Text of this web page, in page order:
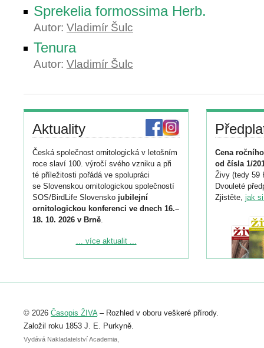
Sprekelia formossima Herb.
Autor: Vladimír Šulc
Tenura
Autor: Vladimír Šulc
Aktuality
Česká společnost ornitologická v letošním
roce slaví 100. výročí svého vzniku a při
té příležitosti pořádá ve spolupráci
se Slovenskou ornitologickou společností
SOS/BirdLife Slovensko jubilejní
ornitologickou konferenci ve dnech 16.–
18. 10. 2026 v Brně.
Podrobnější informace ke konferenci
Registrovat se můžete do 6. září.
abstraktu přihlášené přednášky nebo
posteru je už 30. června.
... více aktualit ...
Cena
od čísla 1/
Živy (tedy 59
Dvouleté
Zjistěte, jak
© 2026 Časopis ŽIVA– Rozhled v oboru veškeré přírody.
Založil roku 1853 J. E. Purkyně.
Vydává Nakladatelství Academia,